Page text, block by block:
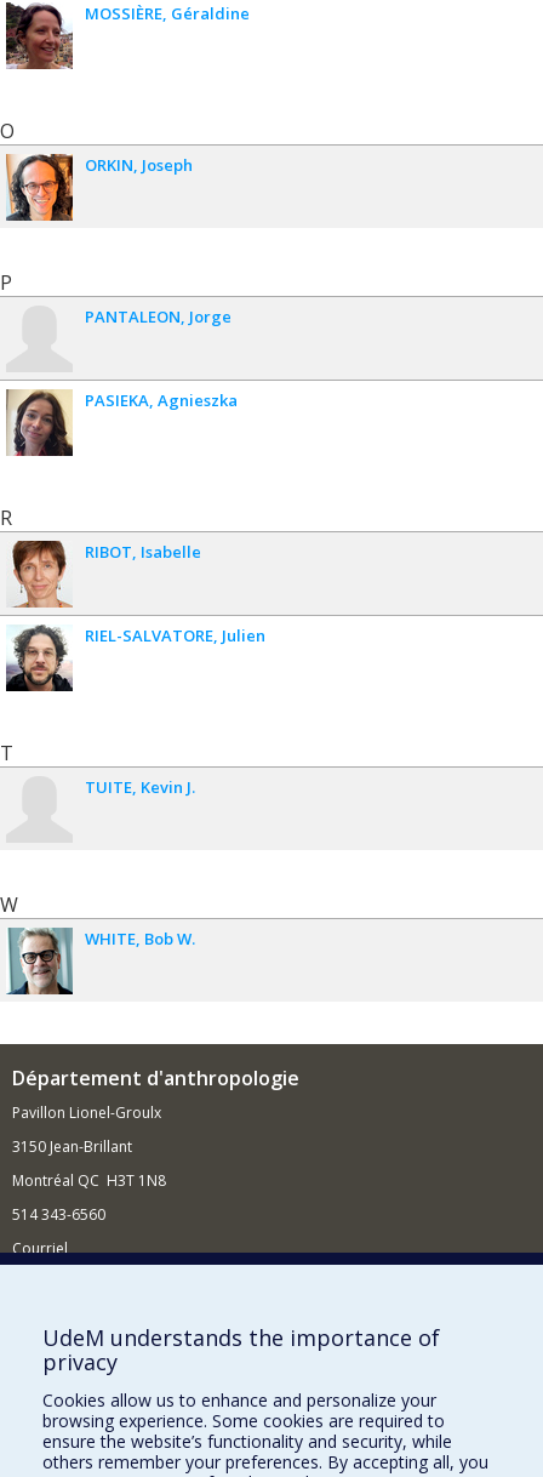
MOSSIÈRE Géraldine
O
ORKIN Joseph
P
PANTALEON Jorge
PASIEKA Agnieszka
R
RIBOT Isabelle
RIEL-SALVATORE Julien
T
TUITE Kevin J.
W
WHITE Bob W.
Département d'anthropologie
Pavillon Lionel-Groulx
3150 Jean-Brillant
Montréal QC H3T 1N8
514 343-6560
Courriel
Comment soutenir le Département?
BESOIN D'AIDE?
Plan du site
Signaler une erreur
Accessibilité
UdeM understands the importance of
privacy
Cookies allow us to enhance and personalize your
browsing experience. Some cookies are required to
ensure the website’s functionality and security, while
others remember your preferences. By accepting all, you